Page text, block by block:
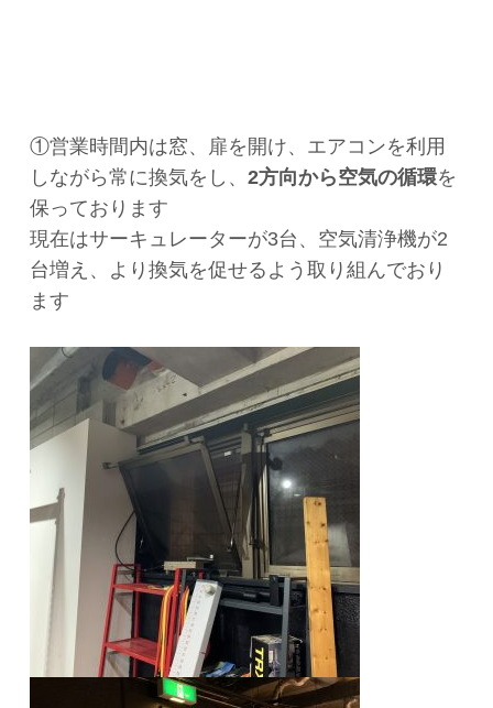
①営業時間内は窓、扉を開け、エアコンを利用
しながら常に換気をし、 2方向から空気の循環を
保っております
現在はサーキュレーターが3台、空気清浄機が2
台増え、より換気を促せるよう取り組んでおり
ます